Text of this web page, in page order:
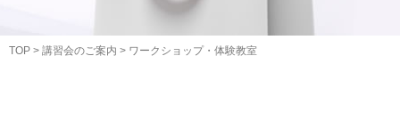
TOP > 講習会のご案内 > ワークショップ・体験教室